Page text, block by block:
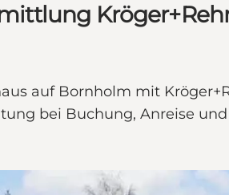
auf Bornholm mit
bei Buchung, Anreise